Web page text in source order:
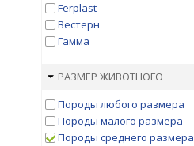
Ferplast
Вестерн
Гамма
РАЗМЕР ЖИВОТНОГО
Породы любого размера
Породы малого размера
Породы среднего размера